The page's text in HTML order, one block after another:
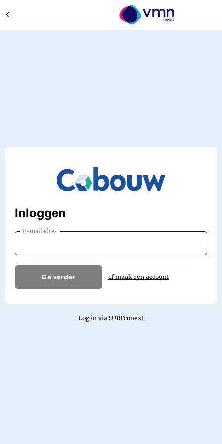
Inloggen
E-mailadres
Ga verder of maak een account
Log in via SURFconext